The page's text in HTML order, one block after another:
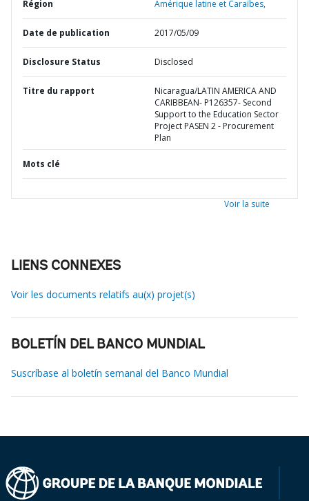
Région Amérique latine et Caraïbes,
Date de publication 2017/05/09
Disclosure Status Disclosed
Titre du rapport
Nicaragua/LATIN AMERICA AND
CARIBBEAN- P126357- Second
Support to the Education Sector
Project PASEN 2 - Procurement
Plan
Mots clé
Voir la suite
LIENS CONNEXES
Voir les documents relatifs au(x) projet(s)
BOLETÍN DEL BANCO MUNDIAL
Suscríbase al boletín semanal del Banco Mundial